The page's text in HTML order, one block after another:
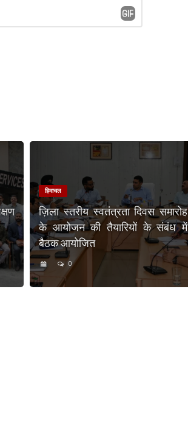
हिमाचल
ज़िला स्तरीय स्वतंत्रता दिवस समारोह
के आयोजन की तैयारियों के संबंध में
बैठक आयोजित
0